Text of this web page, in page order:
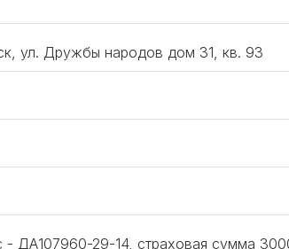
ул. Дружбы народов дом 31, кв. 93
ДА107960-29-14, страховая сумма